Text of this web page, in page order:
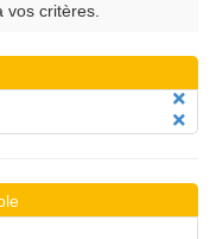
vos critères.